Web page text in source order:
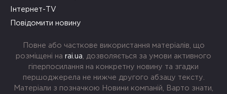
Інтернет-TV
Повідомити новину
Повне або часткове використання матеріалів, що
розміщені на rai.ua , дозволяється за умови активного
гіперпосилання на конкретну новину та згадки
першоджерела не нижче другого абзацу тексту.
Матеріали з позначкою Новини компаній, Варто знати,